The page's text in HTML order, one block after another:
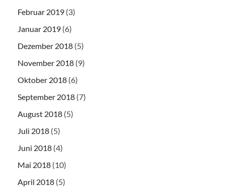
Februar 2019 (3)
Januar 2019 (6)
Dezember 2018 (5)
November 2018 (9)
Oktober 2018 (6)
September 2018 (7)
August 2018 (5)
Juli 2018 (5)
Juni 2018 (4)
Mai 2018 (10)
April 2018 (5)